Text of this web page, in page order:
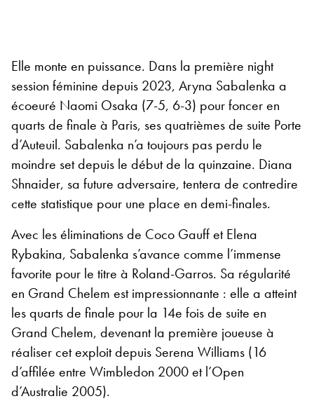
Elle monte en puissance. Dans la première night
session féminine depuis 2023, Aryna Sabalenka a
écoeuré Naomi Osaka (7-5, 6-3) pour foncer en
quarts de finale à Paris, ses quatrièmes de suite Porte
d’Auteuil. Sabalenka n’a toujours pas perdu le
moindre set depuis le début de la quinzaine. Diana
Shnaider, sa future adversaire, tentera de contredire
cette statistique pour une place en demi-finales.
Avec les éliminations de Coco Gauff et Elena
Rybakina, Sabalenka s’avance comme l’immense
favorite pour le titre à Roland-Garros. Sa régularité
en Grand Chelem est impressionnante : elle a atteint
les quarts de finale pour la 14e fois de suite en
Grand Chelem, devenant la première joueuse à
réaliser cet exploit depuis Serena Williams (16
d’affilée entre Wimbledon 2000 et l’Open
d’Australie 2005).